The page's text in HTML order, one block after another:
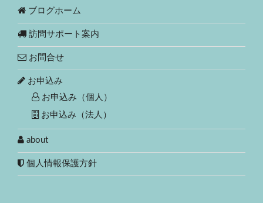
ブログホーム
訪問サポート案内
お問合せ
お申込み
お申込み（個人）
お申込み（法人）
about
個人情報保護方針